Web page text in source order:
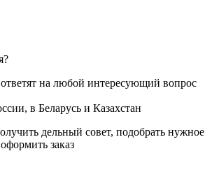
на любой интересующий вопрос
в Беларусь и Казахстан
дельный совет, подобрать нужное
заказ